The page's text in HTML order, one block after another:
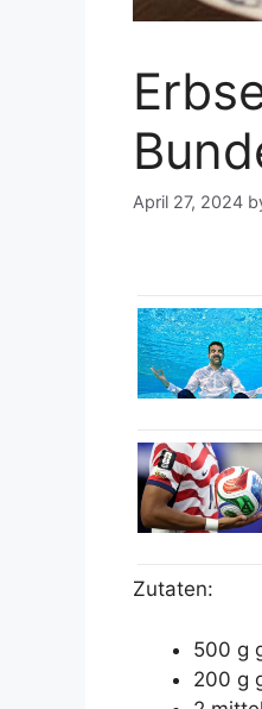
April 27, 2024
Zutaten:
500 g
200 g